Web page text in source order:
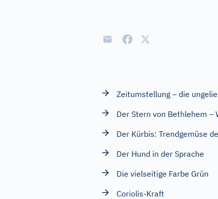
Zeitumstellung – die
Der Stern von Bethlehem –
Der Kürbis: Trendgemüse
Der Hund in der Sprache
Die vielseitige Farbe Grün
Coriolis-Kraft